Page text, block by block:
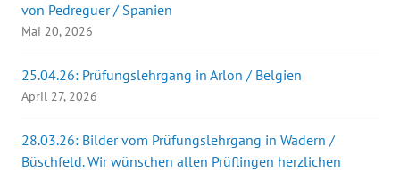
von Pedreguer / Spanien
Mai 20, 2026
25.04.26: Prüfungslehrgang in Arlon / Belgien
April 27, 2026
28.03.26: Bilder vom Prüfungslehrgang in Wadern /
Büschfeld. Wir wünschen allen Prüflingen herzlichen